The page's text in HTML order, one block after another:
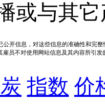
或与其
公开信息，对这些信息的准确性和完
雇员不对使用网站信息及其内容所引
指数 价